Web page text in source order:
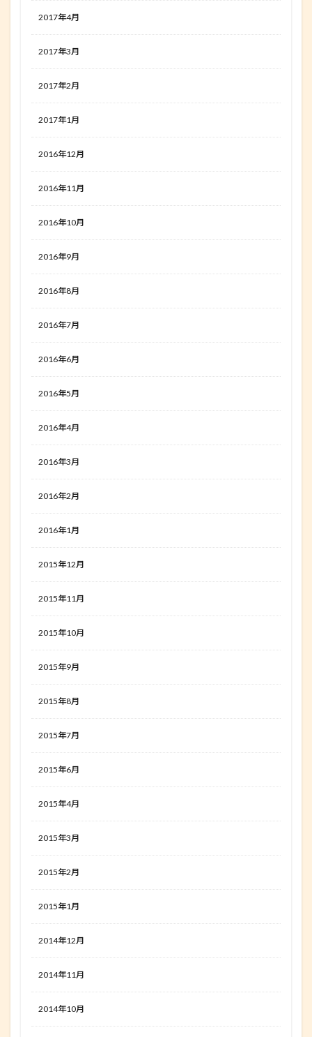
2017年4月
2017年3月
2017年2月
2017年1月
2016年12月
2016年11月
2016年10月
2016年9月
2016年8月
2016年7月
2016年6月
2016年5月
2016年4月
2016年3月
2016年2月
2016年1月
2015年12月
2015年11月
2015年10月
2015年9月
2015年8月
2015年7月
2015年6月
2015年4月
2015年3月
2015年2月
2015年1月
2014年12月
2014年11月
2014年10月